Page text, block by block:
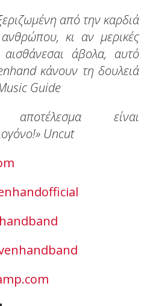
από την καρδιά
κι αν μερικές
άβολα, αυτό
κάνουν τη δουλειά
Guide
είναι
Uncut